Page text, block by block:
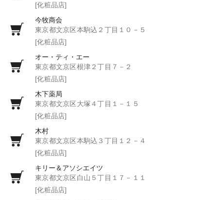
[化粧品店]
今牧商会
東京都文京区本駒込２丁目１０－５
[化粧品店]
オー・ティ・エー
東京都文京区根津２丁目７－２
[化粧品店]
木下薬局
東京都文京区大塚４丁目１－１５
[化粧品店]
木村
東京都文京区本駒込３丁目１２－４
[化粧品店]
キリー＆アソシエイツ
東京都文京区白山５丁目１７－１１
[化粧品店]